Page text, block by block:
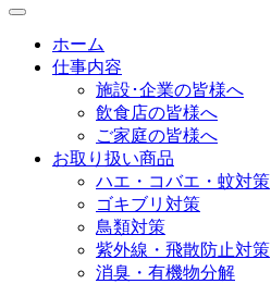
ホーム
仕事内容
施設･企業の皆様へ
飲食店の皆様へ
ご家庭の皆様へ
お取り扱い商品
ハエ・コバエ・蚊対策
ゴキブリ対策
鳥類対策
紫外線・飛散防止対策
消臭・有機物分解